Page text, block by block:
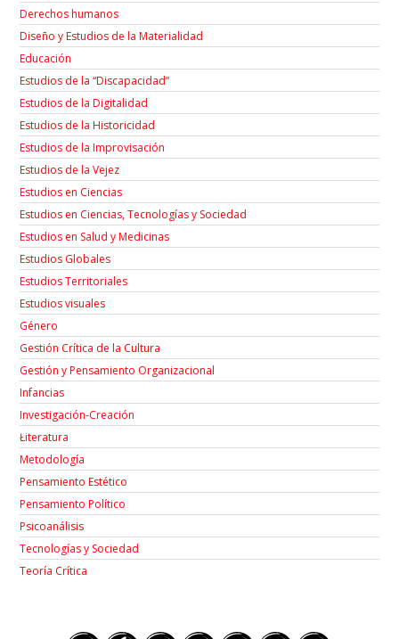
Derechos humanos
Diseño y Estudios de la Materialidad
Educación
Estudios de la “Discapacidad”
Estudios de la Digitalidad
Estudios de la Historicidad
Estudios de la Improvisación
Estudios de la Vejez
Estudios en Ciencias
Estudios en Ciencias, Tecnologías y Sociedad
Estudios en Salud y Medicinas
Estudios Globales
Estudios Territoriales
Estudios visuales
Género
Gestión Crítica de la Cultura
Gestión y Pensamiento Organizacional
Infancias
Investigación-Creación
Łiteratura
Metodología
Pensamiento Estético
Pensamiento Político
Psicoanálisis
Tecnologías y Sociedad
Teoría Crítica